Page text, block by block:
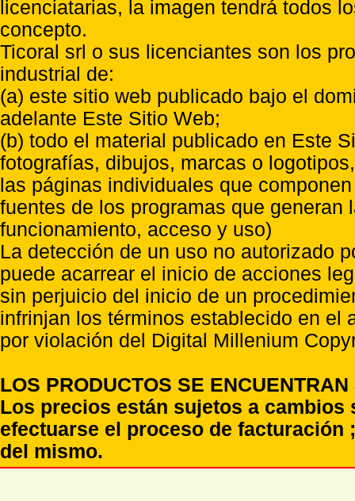
licenciatarias, la imagen tendrá todos
concepto.
Ticoral srl o sus licenciantes son los
industrial de:
(a) este sitio web publicado bajo el
adelante Este Sitio Web;
(b) todo el material publicado en Este
fotografías, dibujos, marcas o
las páginas individuales que
fuentes de los programas que
funcionamiento, acceso y uso)
La detección de un uso no autorizado
puede acarrear el inicio de acciones
sin perjuicio del inicio de un
infrinjan los términos establecido en el
por violación del Digital Millenium
LOS PRODUCTOS SE
Los precios están sujetos a
efectuarse el proceso de
del mismo.